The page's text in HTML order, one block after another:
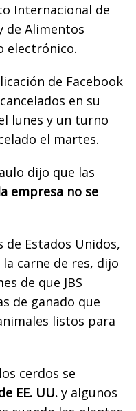
Internacional de
de Alimentos
electrónico.
de Facebook
en su
lunes y un turno
el martes.
dijo que las
empresa no se
de Estados Unidos,
carne de res, dijo
de que JBS
de ganado que
listos para
cerdos se
EE. UU. y algunos